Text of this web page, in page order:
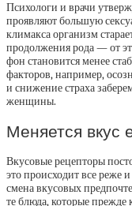
Психологи и врачи
проявляют большую
климакса организм
продолжения рода — от
фон становится менее
факторов, например,
и снижение страха
женщины.
Меняется вкус
Вкусовые рецепторы
это происходит все реже
смена вкусовых
те блюда, которые